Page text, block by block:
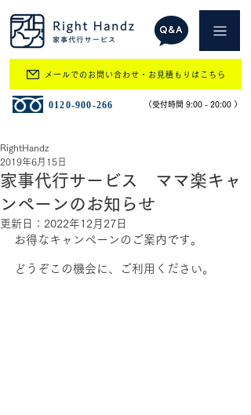
​0120-900-266 ​（受付時間 9:00 - 20:00 ）
メールでのお問い合わせ・お見積もりはこちら
家事代行サービス ママ楽キャ
ンペーンのお知らせ
RightHandz
2019年6月15日
更新日： 2022年12月27日
お得なキャンペーンのご案内です。
どうぞこの機会に、ご利用ください。